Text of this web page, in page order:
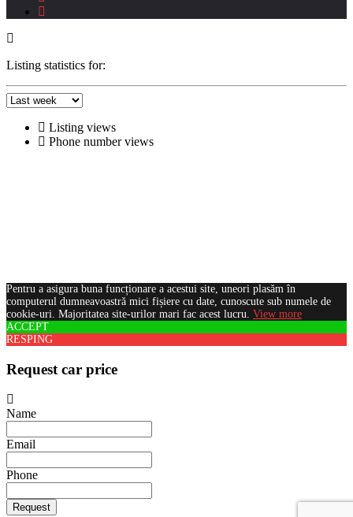
Listing statistics for:
Listing views
Phone number views
Pentru a asigura buna funcționare a acestui site, uneori plasăm în
computerul dumneavoastră mici fișiere cu date, cunoscute sub numele de
cookie-uri. Majoritatea site-urilor mari fac acest lucru. View more
ACCEPT
RESPING
Request car price
Name
Email
Phone
Request